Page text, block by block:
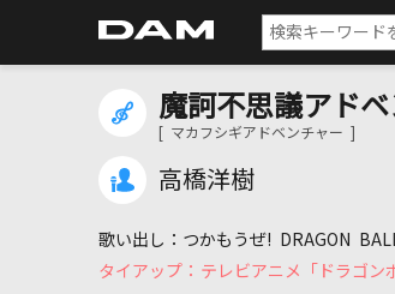
魔訶不思議アド
[ マカフシギアドベンチャー ]
高橋洋樹
つかもうぜ! DRAGON
テレビアニメ「ドラゴン